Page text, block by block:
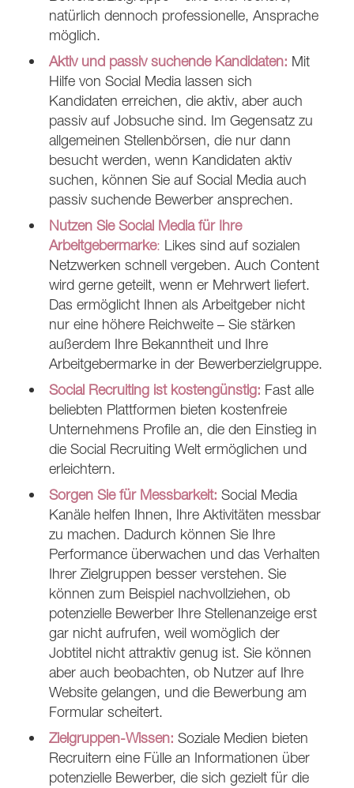
natürlich dennoch professionelle, Ansprache
möglich.
Aktiv und passiv suchende Kandidaten: Mit
Hilfe von Social Media lassen sich
Kandidaten erreichen, die aktiv, aber auch
passiv auf Jobsuche sind. Im Gegensatz zu
allgemeinen Stellenbörsen, die nur dann
besucht werden, wenn Kandidaten aktiv
suchen, können Sie auf Social Media auch
passiv suchende Bewerber ansprechen.
Nutzen Sie Social Media für Ihre
Arbeitgebermarke: Likes sind auf sozialen
Netzwerken schnell vergeben. Auch Content
wird gerne geteilt, wenn er Mehrwert liefert.
Das ermöglicht Ihnen als Arbeitgeber nicht
nur eine höhere Reichweite – Sie stärken
außerdem Ihre Bekanntheit und Ihre
Arbeitgebermarke in der Bewerberzielgruppe.
Social Recruiting ist kostengünstig: Fast alle
beliebten Plattformen bieten kostenfreie
Unternehmens Profile an, die den Einstieg in
die Social Recruiting Welt ermöglichen und
erleichtern.
Sorgen Sie für Messbarkeit: Social Media
Kanäle helfen Ihnen, Ihre Aktivitäten messbar
zu machen. Dadurch können Sie Ihre
Performance überwachen und das Verhalten
Ihrer Zielgruppen besser verstehen. Sie
können zum Beispiel nachvollziehen, ob
potenzielle Bewerber Ihre Stellenanzeige erst
gar nicht aufrufen, weil womöglich der
Jobtitel nicht attraktiv genug ist. Sie können
aber auch beobachten, ob Nutzer auf Ihre
Website gelangen, und die Bewerbung am
Formular scheitert.
Zielgruppen-Wissen: Soziale Medien bieten
Recruitern eine Fülle an Informationen über
potenzielle Bewerber, die sich gezielt für die